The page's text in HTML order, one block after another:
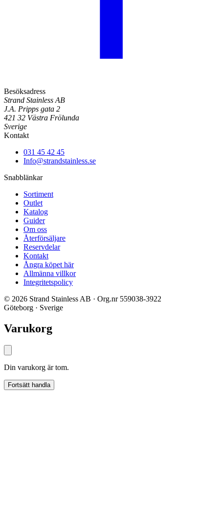
Besöksadress
Strand Stainless AB
J.A. Pripps gata 2
421 32 Västra Frölunda
Sverige
Kontakt
031 45 42 45
Info@strandstainless.se
Snabblänkar
Sortiment
Outlet
Katalog
Guider
Om oss
Återförsäljare
Reservdelar
Kontakt
Ångra köpet här
Allmänna villkor
Integritetspolicy
© 2026 Strand Stainless AB · Org.nr 559038-3922
Göteborg · Sverige
Varukorg
Din varukorg är tom.
Fortsätt handla